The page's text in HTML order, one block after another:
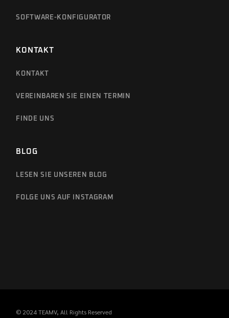
SOFTWARE-KONFIGURATOR
KONTAKT
KONTAKT
VEREINBAREN SIE EINEN TERMIN
FINDE UNS
BLOG
LESEN SIE UNSEREN BLOG
FOLGE UNS AUF INSTAGRAM
© 2024TEAMV, All Rights Reserved